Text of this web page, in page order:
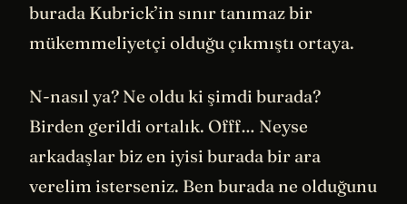
burada Kubrick’in sınır tanımaz bir
mükemmeliyetçi olduğu çıkmıştı ortaya.
N-nasıl ya? Ne oldu ki şimdi burada?
Birden gerildi ortalık. Offf… Neyse
arkadaşlar biz en iyisi burada bir ara
verelim isterseniz. Ben burada ne olduğunu